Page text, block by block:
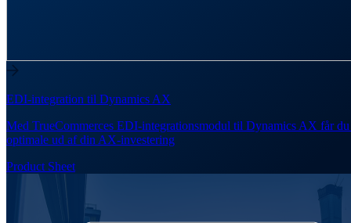
EDI-integration til Dynamics AX
Med TrueCommerces EDI-integrationsmodul til Dynamics AX får du
optimale ud af din AX-investering
Product Sheet